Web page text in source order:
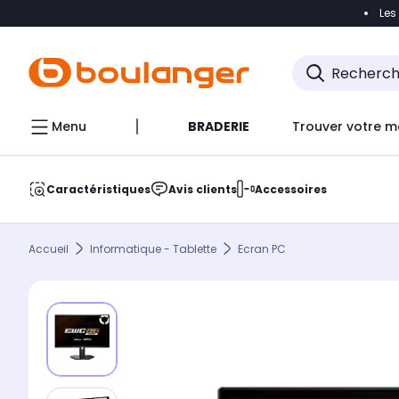
Accéder
Menu BRADERIE Trouver votre
Caractéristiques Avis clients Accessoires
Accueil Informatique - Tablette Ecran PC